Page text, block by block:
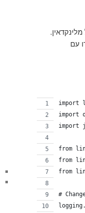
עם
import
import
import
from
from
from
#